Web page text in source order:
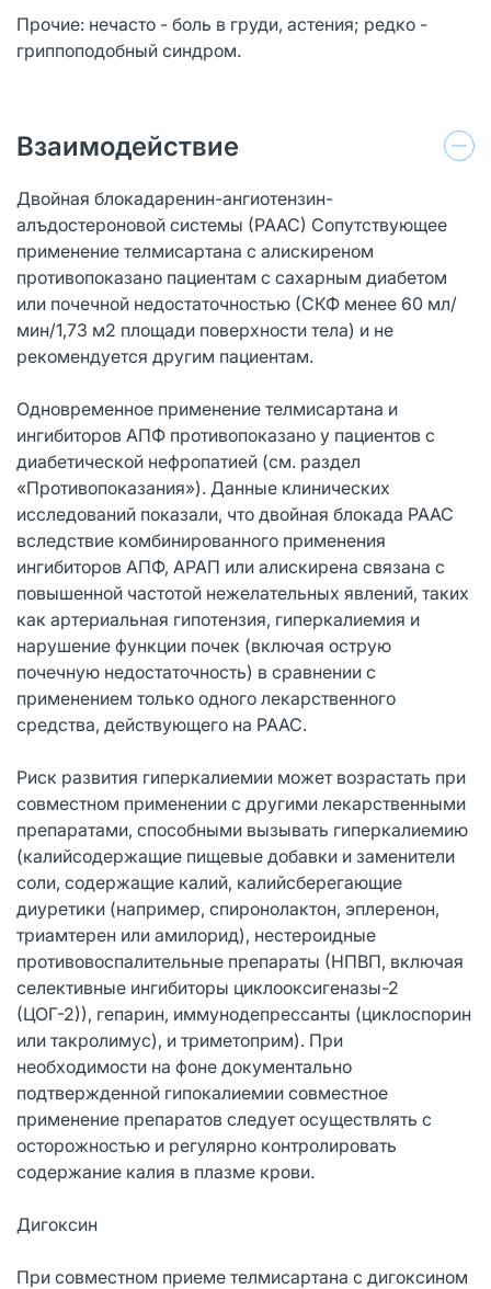
Прочие: нечасто - боль в груди, астения; редко -
гриппоподобный синдром.
Взаимодействие
Двойная блокадаренин-ангиотензин-
алъдостероновой системы (РААС) Сопутствующее
применение телмисартана с алискиреном
противопоказано пациентам с сахарным диабетом
или почечной недостаточностью (СКФ менее 60 мл/
мин/1,73 м2 площади поверхности тела) и не
рекомендуется другим пациентам.
Одновременное применение телмисартана и
ингибиторов АПФ противопоказано у пациентов с
диабетической нефропатией (см. раздел
«Противопоказания»). Данные клинических
исследований показали, что двойная блокада РААС
вследствие комбинированного применения
ингибиторов АПФ, АРАП или алискирена связана с
повышенной частотой нежелательных явлений, таких
как артериальная гипотензия, гиперкалиемия и
нарушение функции почек (включая острую
почечную недостаточность) в сравнении с
применением только одного лекарственного
средства, действующего на РААС.
Риск развития гиперкалиемии может возрастать при
совместном применении с другими лекарственными
препаратами, способными вызывать гиперкалиемию
(калийсодержащие пищевые добавки и заменители
соли, содержащие калий, калийсберегающие
диуретики (например, спиронолактон, эплеренон,
триамтерен или амилорид), нестероидные
противовоспалительные препараты (НПВП, включая
селективные ингибиторы циклооксигеназы-2
(ЦОГ-2)), гепарин, иммунодепрессанты (циклоспорин
или такролимус), и триметоприм). При
необходимости на фоне документально
подтвержденной гипокалиемии совместное
применение препаратов следует осуществлять с
осторожностью и регулярно контролировать
содержание калия в плазме крови.
Дигоксин
При совместном приеме телмисартана с дигоксином